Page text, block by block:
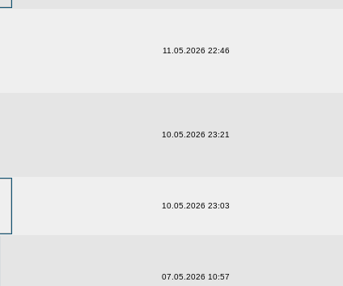
11.05.2026 22:46
10.05.2026 23:21
10.05.2026 23:03
07.05.2026 10:57